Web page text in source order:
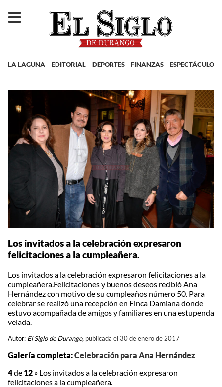
LA LAGUNA EDITORIAL DEPORTES FINANZAS ESPECTÁCULOS
Los invitados a la celebración expresaron
felicitaciones a la cumpleañera.
Los invitados a la celebración expresaron felicitaciones a la
cumpleañera.Felicitaciones y buenos deseos recibió Ana
Hernández con motivo de su cumpleaños número 50. Para
celebrar se realizó una recepción en Finca Damiana donde
estuvo acompañada de amigos y familiares en una estupenda
velada.
Autor: El Siglo de Durango, publicada el 30 de enero de 2017
Galería completa:Celebración para Ana Hernández
4de 12 » Los invitados a la celebración expresaron
felicitaciones a la cumpleañera.